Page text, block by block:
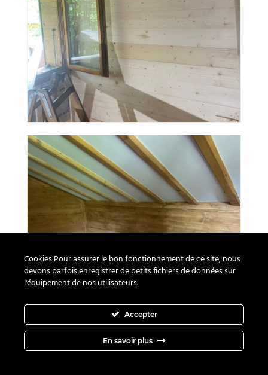
Cookies Pour assurer le bon fonctionnement de ce site, nous
devons parfois enregistrer de petits fichiers de données sur
l'équipement de nos utilisateurs.
Accepter
En savoir plus